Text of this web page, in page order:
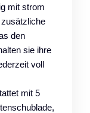
mit strom
den
sie ihre
voll
mit 5